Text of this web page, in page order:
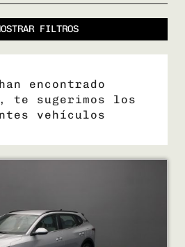
VENDÉ
FILTROS
encontrado
te sugerimos los
vehículos